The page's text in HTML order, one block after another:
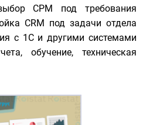
СРМ под требования
CRM под задачи отдела
с 1С и другими системами
обучение, техническая